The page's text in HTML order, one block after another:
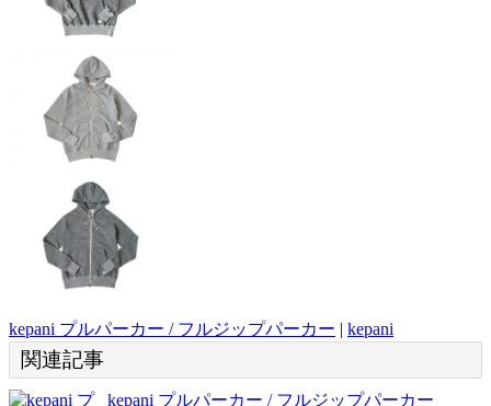
kepani プルパーカー / フルジップパーカー | kepani
関連記事
kepani プルパーカー / フルジップパーカー